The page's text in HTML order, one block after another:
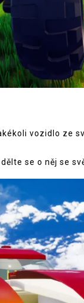
vozidlo ze
se o něj se